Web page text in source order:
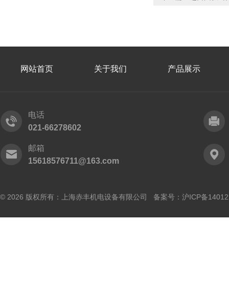
网站首页 关于我们 产品展示
电话
021-66278602
邮箱
15618576711@163.com
© 2026 版权所有：上海赤丰机电设备有限公司 备案号： 沪ICP备